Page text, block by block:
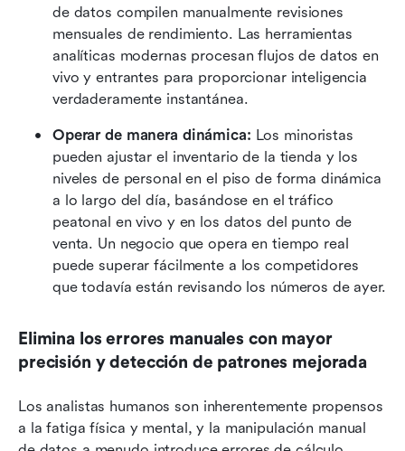
de datos compilen manualmente revisiones
mensuales de rendimiento. Las herramientas
analíticas modernas procesan flujos de datos en
vivo y entrantes para proporcionar inteligencia
verdaderamente instantánea.
Operar de manera dinámica: Los minoristas
pueden ajustar el inventario de la tienda y los
niveles de personal en el piso de forma dinámica
a lo largo del día, basándose en el tráfico
peatonal en vivo y en los datos del punto de
venta. Un negocio que opera en tiempo real
puede superar fácilmente a los competidores
que todavía están revisando los números de ayer.
Elimina los errores manuales con mayor
precisión y detección de patrones mejorada
Los analistas humanos son inherentemente propensos
a la fatiga física y mental, y la manipulación manual